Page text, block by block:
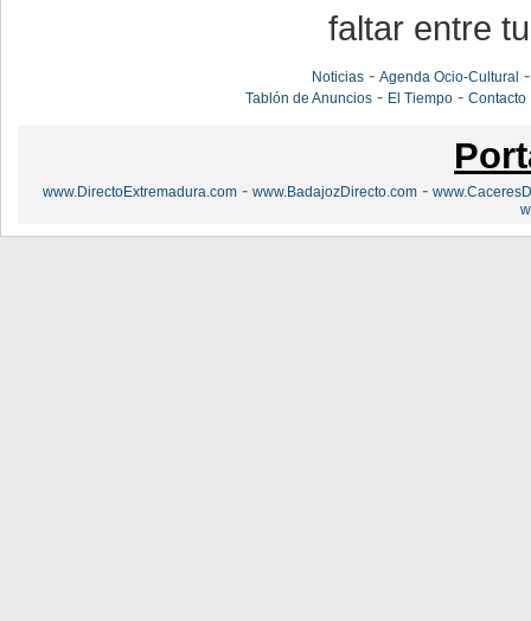
faltar entre
Noticias -Agenda Ocio-Cultural
Tablón de Anuncios - El Tiempo -Contacto
www.DirectoExtremadura.com - www.BadajozDirecto.com -